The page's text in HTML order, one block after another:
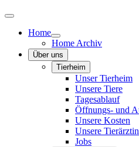
Home
Home Archiv
Über uns
Tierheim
Unser Tierheim
Unsere Tiere
Tagesablauf
Öffnungs- und
Unsere Kosten
Unsere
Jobs